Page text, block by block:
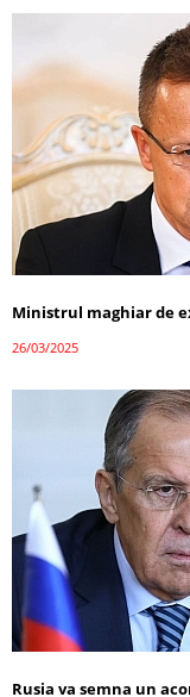
Ministrul maghiar de
26/03/2025
Rusia va semna un